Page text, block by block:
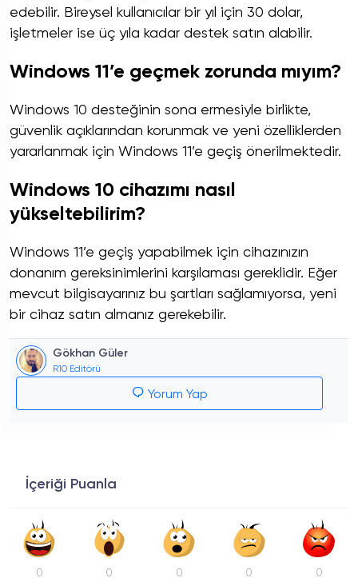
edebilir. Bireysel kullanıcılar bir yıl için 30 dolar,
işletmeler ise üç yıla kadar destek satın alabilir.
Windows 11’e geçmek zorunda mıyım?
Windows 10 desteğinin sona ermesiyle birlikte,
güvenlik açıklarından korunmak ve yeni özelliklerden
yararlanmak için Windows 11’e geçiş önerilmektedir.
Windows 10 cihazımı nasıl
yükseltebilirim?
Windows 11’e geçiş yapabilmek için cihazınızın
donanım gereksinimlerini karşılaması gereklidir. Eğer
mevcut bilgisayarınız bu şartları sağlamıyorsa, yeni
bir cihaz satın almanız gerekebilir.
Gökhan Güler
R10 Editörü
Yorum Yap
İçeriği Puanla
0 0 0 0 0